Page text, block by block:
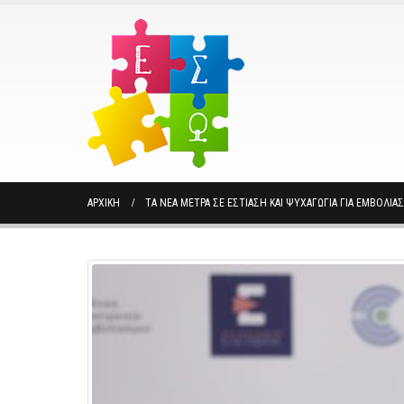
ΑΡΧΙΚΉ ΤΑ ΝΈΑ ΜΈΤΡΑ ΣΕ ΕΣΤΊΑΣΗ ΚΑΙ ΨΥΧΑΓΩΓΊΑ ΓΙΑ